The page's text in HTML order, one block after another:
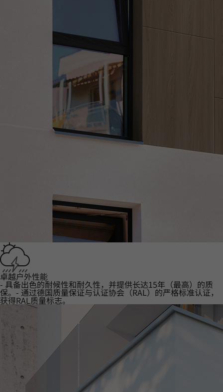
卓越户外性能
- 具备出色的耐候性和耐久性，并提供长达15年（最高）的质
保。- 通过德国质量保证与认证协会（RAL）的严格标准认证，
获得RAL质量标志。